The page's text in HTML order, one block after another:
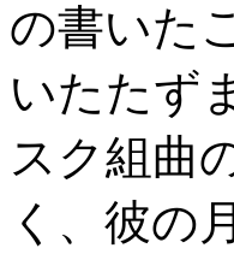
の書いた
いたたず
スク組曲
く、彼の